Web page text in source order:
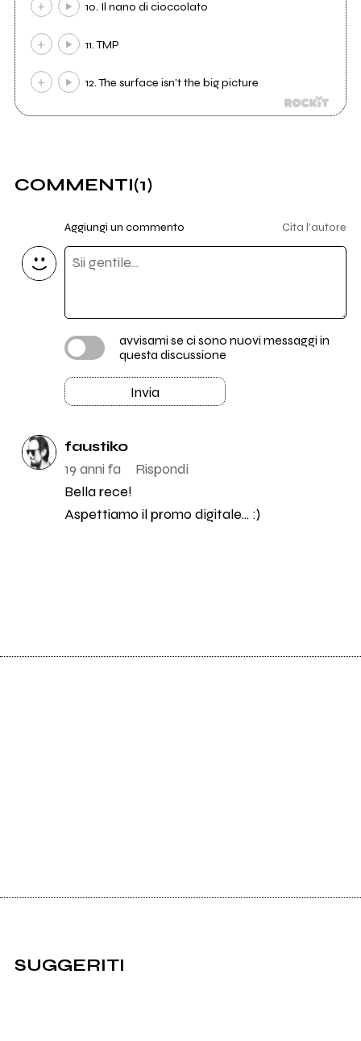
10. Il nano di cioccolato
11. TMP
12. The surface isn’t the big picture
COMMENTI(1)
Aggiungi un commento Cita l'autore
avvisami se ci sono nuovi messaggi in
questa discussione
Invia
faustiko
19 anni fa
Rispondi
Bella rece!
Aspettiamo il promo digitale... :)
SUGGERITI